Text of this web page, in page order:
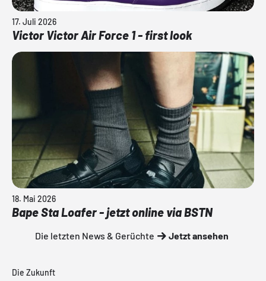
17. Juli 2026
Victor Victor Air Force 1 - first look
18. Mai 2026
Bape Sta Loafer - jetzt online via BSTN
Die letzten News & Gerüchte Jetzt ansehen
Die Zukunft